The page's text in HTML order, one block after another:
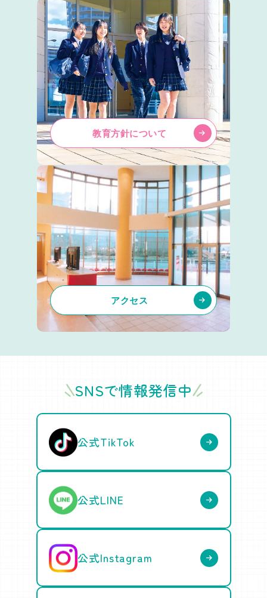
教育方針について
アクセス
SNSで情報発信中
公式TikTok
公式LINE
公式Instagram